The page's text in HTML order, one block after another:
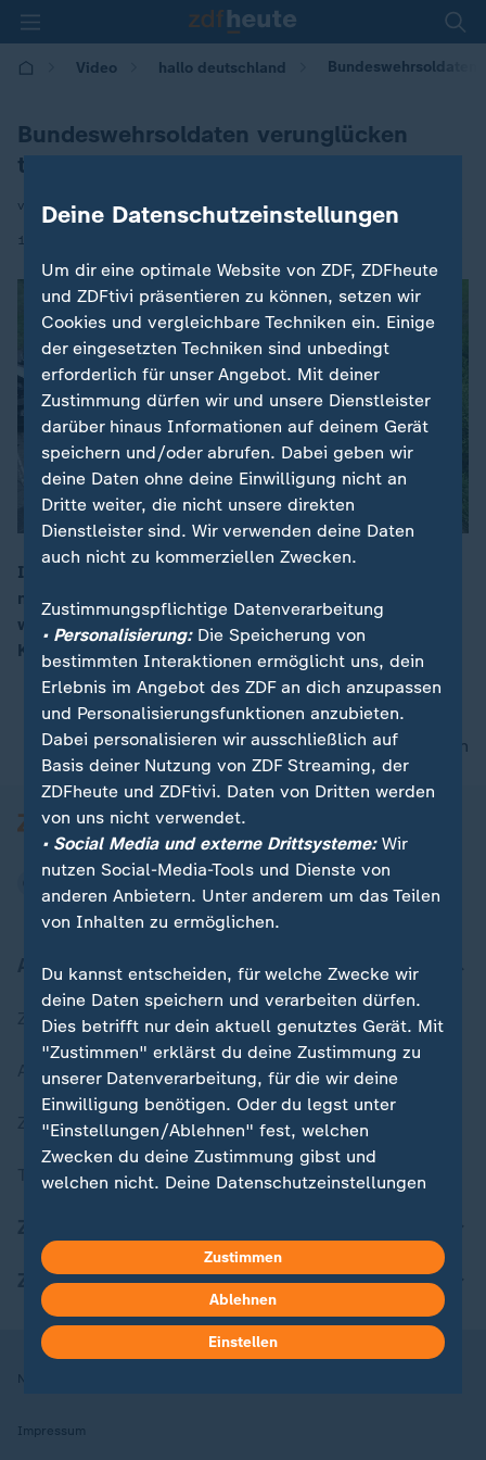
Video hallo deutschland
Bundeswehrsoldaten verunglücken
tödlich
von Christoph Gocke
15.06.2026 | 17:10
00:15
In der Nähe von Kiel sind zwei Bundeswehrsoldaten
mit einem Fahrzeug tödlich verunglückt. Die beiden
waren zu einer Kaserne unterwegs, als der Fahrer die
Kontrolle über sein Auto verlor.
nach oben
Aktuell bei ZDFheute
Zuletzt veröffentlicht
Aktuelle Sendungs-Videos
ZDFheute Stories
Themen im Überblick
ZDFheute Apps
Nutzungsbedingungen
Impressum
Deine Datenschutzeinstellungen
Um dir eine optimale Website von ZDF, ZDFheute
und ZDFtivi präsentieren zu können, setzen wir
Cookies und vergleichbare Techniken ein. Einige
der eingesetzten Techniken sind unbedingt
erforderlich für unser Angebot. Mit deiner
Zustimmung dürfen wir und unsere Dienstleister
darüber hinaus Informationen auf deinem Gerät
speichern und/oder abrufen. Dabei geben wir
deine Daten ohne deine Einwilligung nicht an
Dritte weiter, die nicht unsere direkten
Dienstleister sind. Wir verwenden deine Daten
auch nicht zu kommerziellen Zwecken.
Zustimmungspflichtige Datenverarbeitung
• Personalisierung:Die Speicherung von
bestimmten Interaktionen ermöglicht uns, dein
Erlebnis im Angebot des ZDF an dich anzupassen
und Personalisierungsfunktionen anzubieten.
Dabei personalisieren wir ausschließlich auf
Basis deiner Nutzung von ZDF Streaming, der
ZDFheute und ZDFtivi. Daten von Dritten werden
von uns nicht verwendet.
• Social Media und externe Drittsysteme:Wir
nutzen Social-Media-Tools und Dienste von
anderen Anbietern. Unter anderem um das Teilen
von Inhalten zu ermöglichen.
Du kannst entscheiden, für welche Zwecke wir
deine Daten speichern und verarbeiten dürfen.
Dies betrifft nur dein aktuell genutztes Gerät. Mit
"Zustimmen" erklärst du deine Zustimmung zu
unserer Datenverarbeitung, für die wir deine
Einwilligung benötigen. Oder du legst unter
"Einstellungen/Ablehnen" fest, welchen
Zwecken du deine Zustimmung gibst und
welchen nicht. Deine Datenschutzeinstellungen
Hier findest du das Impressum.
Weitere Informationen findest du in unserer
Datenschutzerklärung.
Zustimmen
Ablehnen
Einstellen